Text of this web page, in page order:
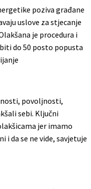
poziva građane
uslove za stjecanje
je procedura i
do 50 posto popusta
povoljnosti,
sebi. Ključni
jer imamo
i da se ne vide, savjetuje